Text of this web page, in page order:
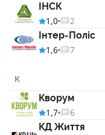
ІНСК
1,0
2
Інтер-Поліс
1,6
7
К
Кворум
1,7
6
КД Життя